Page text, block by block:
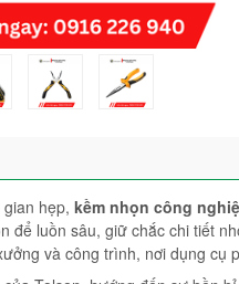
hẹp, kềm nhọn công
để luồn sâu, giữ chắc chi tiết
và công trình, nơi dụng cụ